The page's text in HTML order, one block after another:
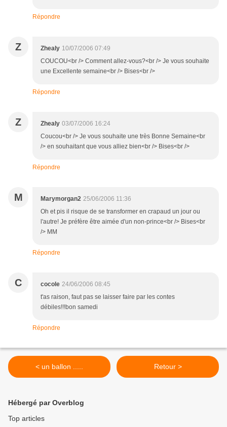
Répondre
Z Zhealy 10/07/2006 07:49
COUCOU<br /> Comment allez-vous?<br /> Je vous souhaite
une Excellente semaine<br /> Bises<br />
Répondre
Z Zhealy 03/07/2006 16:24
Coucou<br /> Je vous souhaite une très Bonne Semaine<br
/> en souhaitant que vous alliez bien<br /> Bises<br />
Répondre
M Marymorgan2 25/06/2006 11:36
Oh et pis il risque de se transformer en crapaud un jour ou
l'autre! Je préfère être aimée d'un non-prince<br /> Bises<br
/> MM
Répondre
C cocole 24/06/2006 08:45
t'as raison, faut pas se laisser faire par les contes
débiles!!!bon samedi
Répondre
< un ballon ..... Retour >
Hébergé par Overblog
Top articles